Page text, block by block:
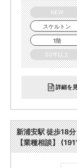
NEW
スケルトン
1階
50坪以上
詳細を
新浦安駅 徒歩18
【業種相談】